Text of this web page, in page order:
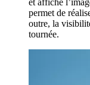
et affiche
permet de
outre, la
tournée.